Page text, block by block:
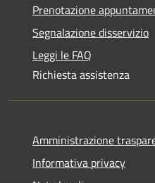
Prenotazione
Segnalazione disservizio
Leggi le FAQ
Richiesta assistenza
Amministrazione
Informativa privacy